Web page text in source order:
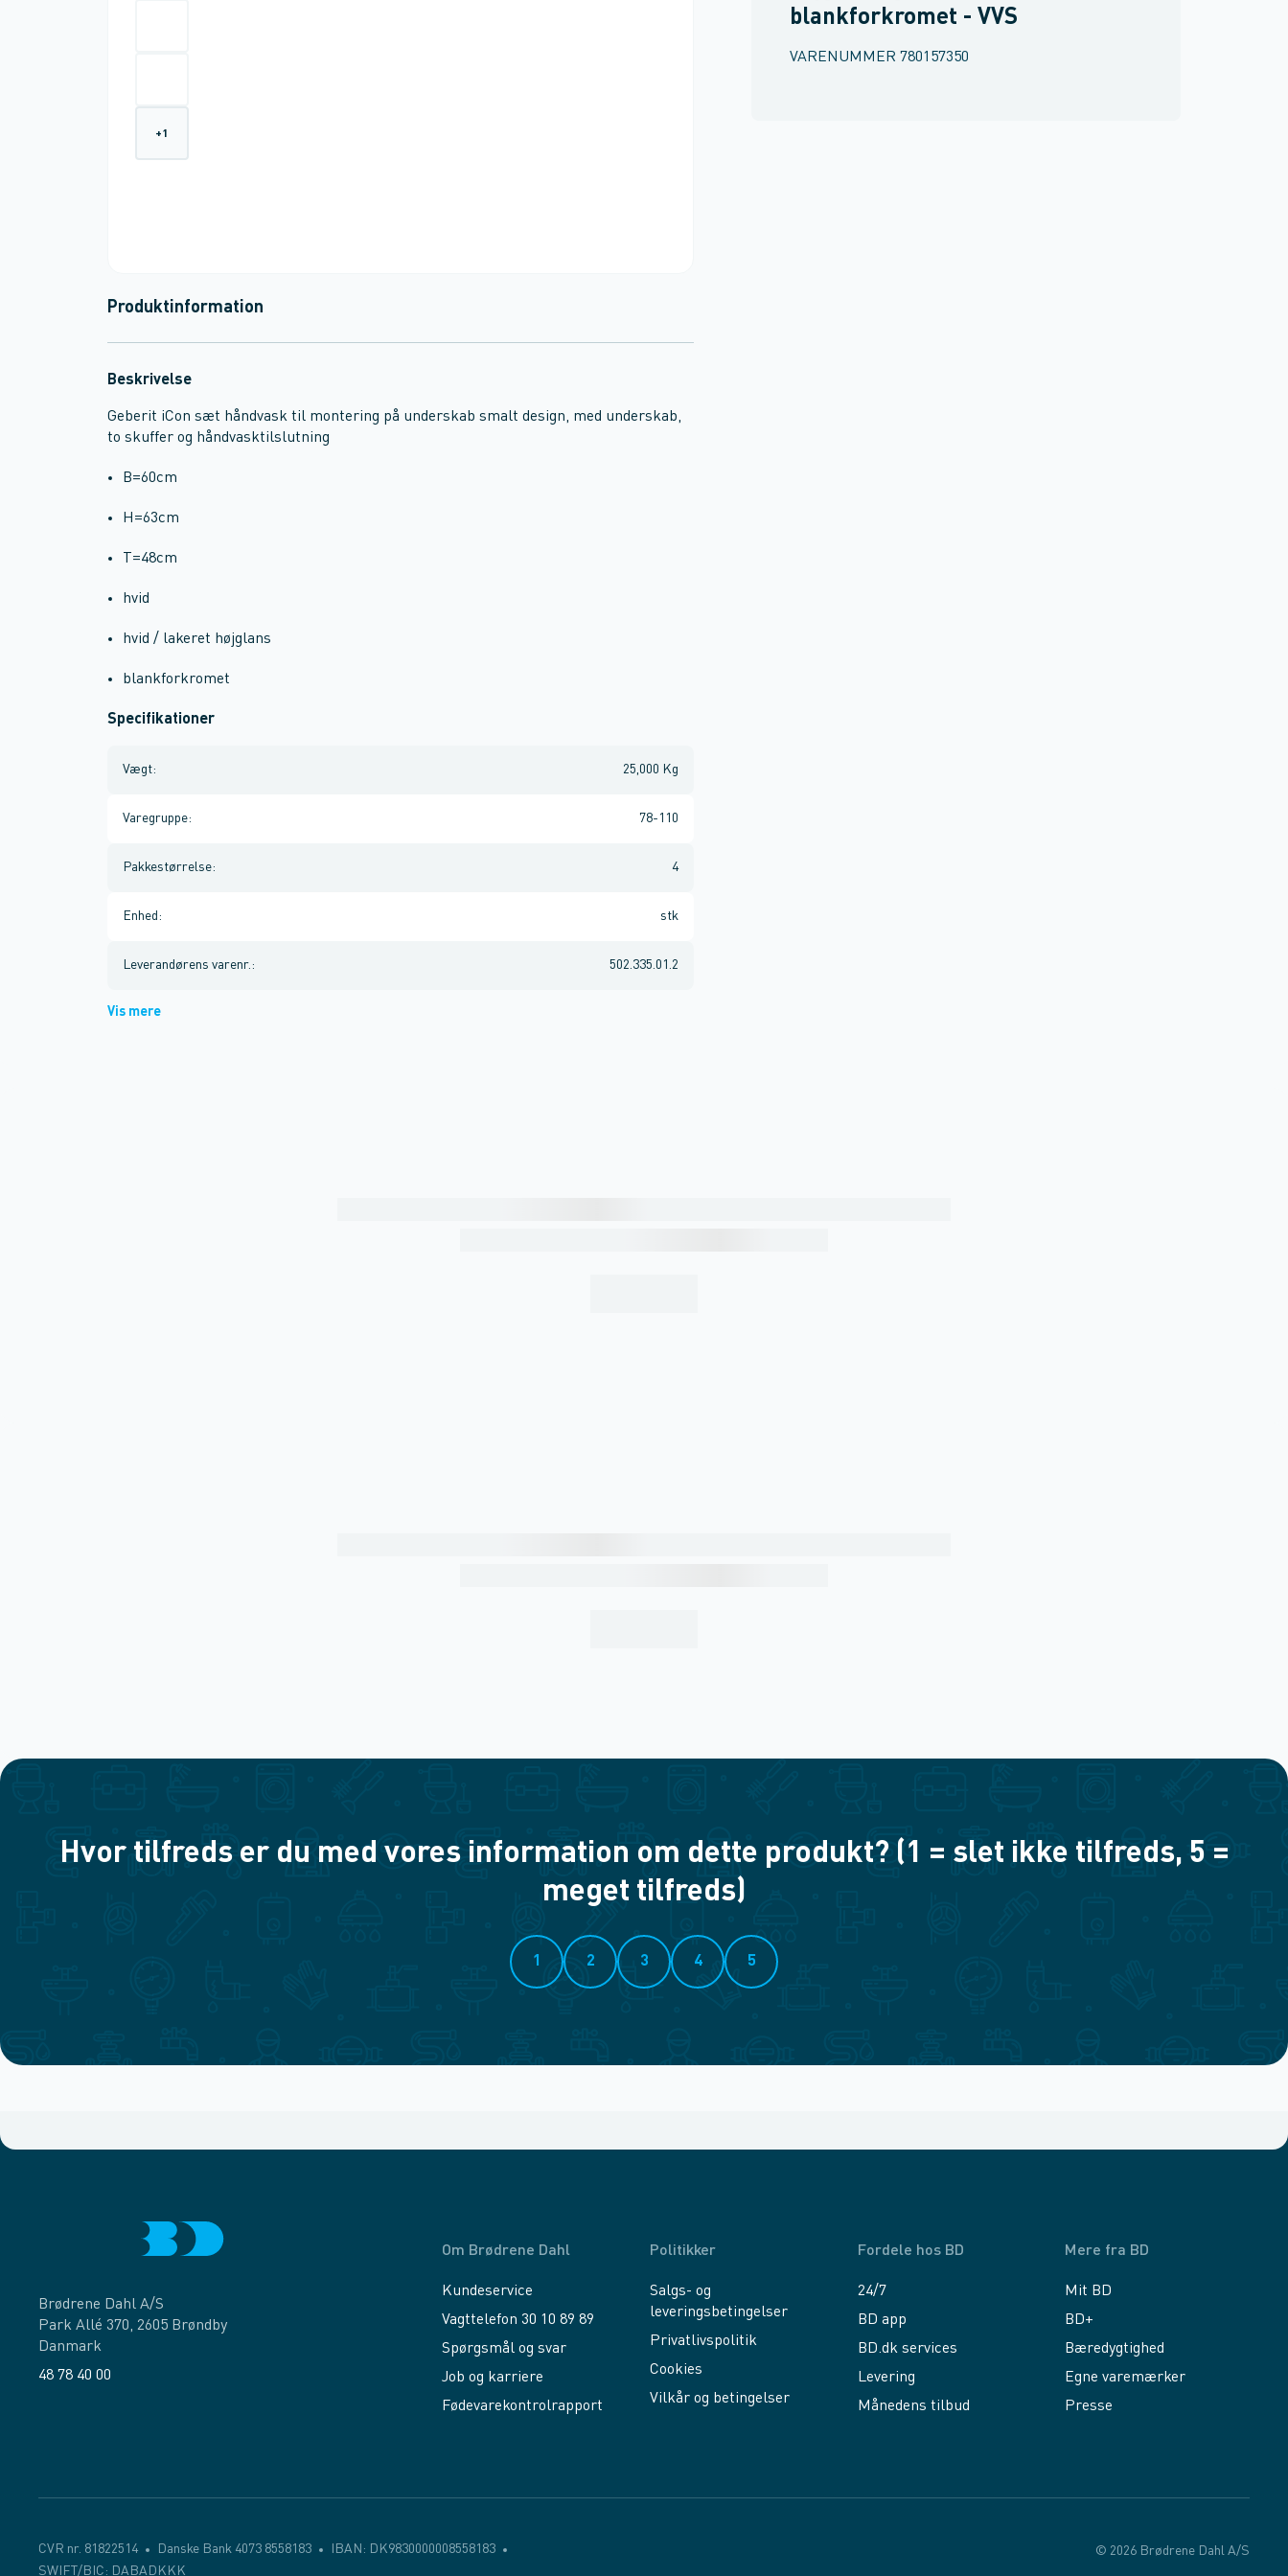
blankforkromet - VVS
VARENUMMER 780157350
+1
Produktinformation
Beskrivelse
Geberit iCon sæt håndvask til montering på underskab smalt design, med underskab,
to skuffer og håndvasktilslutning
B=60cm
H=63cm
T=48cm
hvid
hvid / lakeret højglans
blankforkromet
Specifikationer
Vægt: 25,000 Kg
Varegruppe: 78-110
Pakkestørrelse: 4
Enhed : stk
Leverandørens varenr. : 502.335.01.2
Vis mere
Hvor tilfreds er du med vores information om dette produkt? (1 = slet ikke tilfreds, 5 =
meget tilfreds)
1 2 3 4 5
Brødrene Dahl A/S
Park Allé 370, 2605 Brøndby
Danmark
48 78 40 00
Om Brødrene Dahl
Kundeservice
Vagttelefon 30 10 89 89
Spørgsmål og svar
Job og karriere
Fødevarekontrolrapport
Politikker
Salgs- og
leveringsbetingelser
Privatlivspolitik
Cookies
Vilkår og betingelser
Fordele hos BD
24/7
BD app
BD.dk services
Levering
Månedens tilbud
Mere fra BD
Mit BD
BD+
Bæredygtighed
Egne varemærker
Presse
CVR nr. 81822514 Danske Bank 4073 8558183
IBAN: DK9830000008558183
SWIFT/BIC: DABADKKK
© 2026 Brødrene Dahl A/S